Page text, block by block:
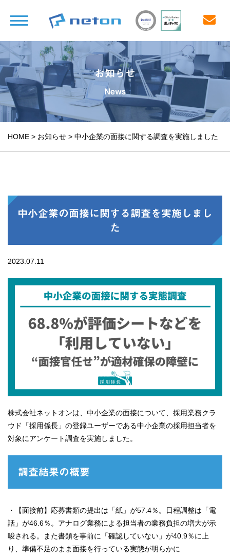
お知らせ
News
HOME > お知らせ > 中小企業の面接に関する調査を実施しました
中小企業の面接に関する調査を実施しまし
た
2023.07.11
株式会社ネットオンは、中小企業の面接について、採用業務クラ
ウド「採用係長」の登録ユーザーである中小企業の採用担当者を
対象にアンケート調査を実施しました。
調査結果の概要
・【面接前】応募書類の提出は「紙」が57.4％。日程調整は「電
話」が46.6％。アナログ業務による担当者の業務負担の増大が示
唆される。また書類を事前に「確認していない」が40.9％に上
り、準備不足のまま面接を行っている実態が明らかに